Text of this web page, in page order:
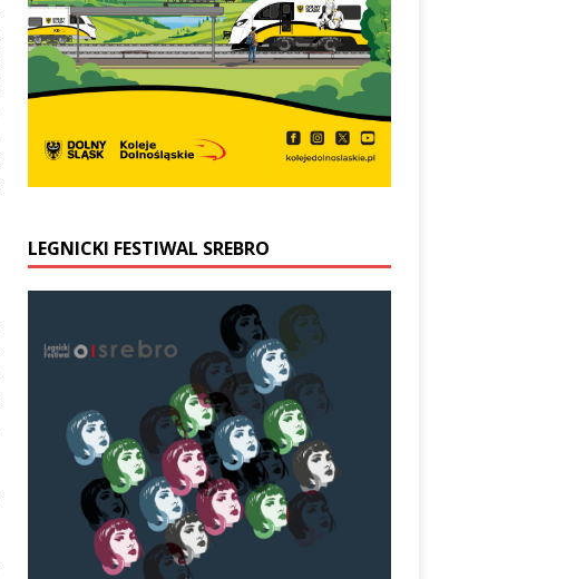
LEGNICKI FESTIWAL SREBRO